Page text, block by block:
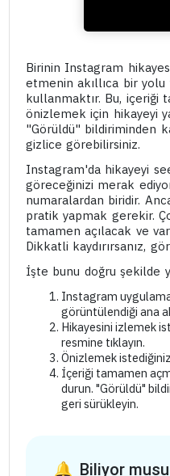
Birinin Instagram
etmenin akıllıca bir yolu
kullanmaktır. Bu, içeriği
önizlemek için hikayeyi
"Görüldü" bildiriminden
gizlice görebilirsiniz.
Instagram'da hikayeyi
göreceğinizi merak
numaralardan biridir.
pratik yapmak gerekir.
tamamen açılacak ve
Dikkatli kaydırırsanız,
İşte bunu doğru şekilde
Instagram
görüntülendiği ana
Hikayesini izlemek
resmine tıklayın.
Önizlemek
İçeriği tamamen
durun. "Görüldü"
geri sürükleyin.
Biliyor